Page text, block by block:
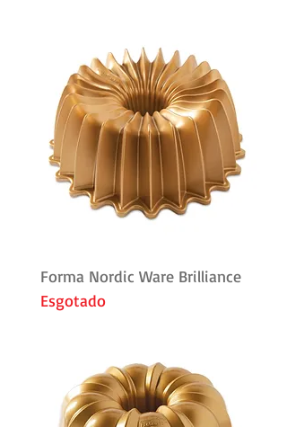
Forma Nordic Ware Brilliance
Esgotado